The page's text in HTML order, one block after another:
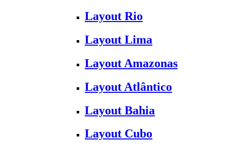
Layout Rio
Layout Lima
Layout Amazonas
Layout Atlântico
Layout Bahia
Layout Cubo